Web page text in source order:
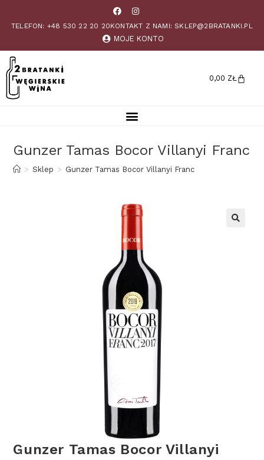
TELEFON: +48 530 22 20 20KONTAKT Z NAMI: SKLEP@2BRATANKI.PL
MOJE KONTO
0,00 ZŁ
Gunzer Tamas Bocor Villanyi Franc
> Sklep > Gunzer Tamas Bocor Villanyi Franc
Gunzer Tamas Bocor Villanyi